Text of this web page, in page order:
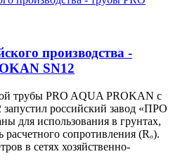
производства -
SN12
трубы PRO AQUA PROKAN с
российский завод «ПРО
для использования в грунтах,
сопротивления (Rₒ).
в сетях хозяйственно-